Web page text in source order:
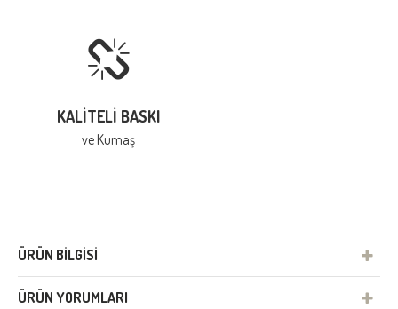
KALITELI BASKI
ve Kumaş
ÜRÜN BILGISI
ÜRÜN YORUMLARI